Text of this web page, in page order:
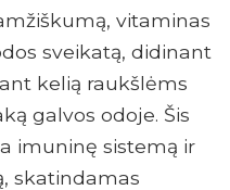
vitaminas
sveikatą, didinant
kelią raukšlėms
galvos odoje. Šis
imuninę sistemą ir
skatindamas